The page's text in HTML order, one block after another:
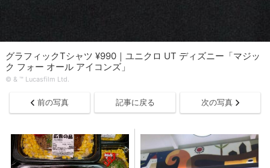
グラフィックTシャツ ¥990｜ユニクロ UT ディズニー「マジッ
ク フォー オール アイコンズ」
© & ™ Lucasfilm Ltd.
前の写真 記事に戻る 次の写真